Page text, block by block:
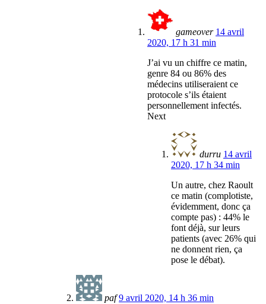
gameover 14 avril
2020, 17 h 31 min
J’ai vu un chiffre ce matin,
genre 84 ou 86% des
médecins utiliseraient ce
protocole s’ils étaient
personnellement infectés.
Next
durru 14 avril
2020, 17 h 34 min
Un autre, chez Raoult
ce matin (complotiste,
évidemment, donc ça
compte pas) : 44% le
font déjà, sur leurs
patients (avec 26% qui
ne donnent rien, ça
pose le débat).
paf 9 avril 2020, 14 h 36 min